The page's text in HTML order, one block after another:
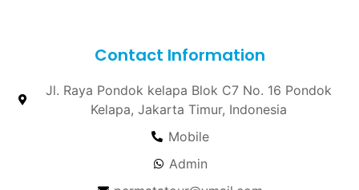
Contact Information
Jl. Raya Pondok kelapa Blok C7 No. 16 Pondok
Kelapa, Jakarta Timur, Indonesia
Mobile
Admin